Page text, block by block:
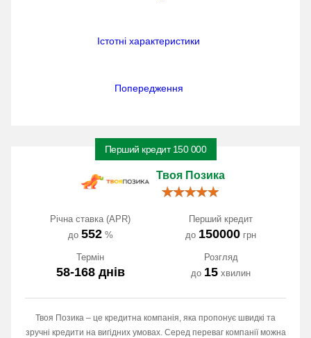
Істотні характеристики
Попередження
Перший кредит 150 000
Твоя Позика
Річна ставка (APR)
до 552%
Перший кредит
до 150000 грн
Термін
58-168 днів
Розгляд
до 15 хвилин
Твоя Позика – це кредитна компанія, яка пропонує швидкі та
зручні кредити на вигідних умовах. Серед переваг компанії можна